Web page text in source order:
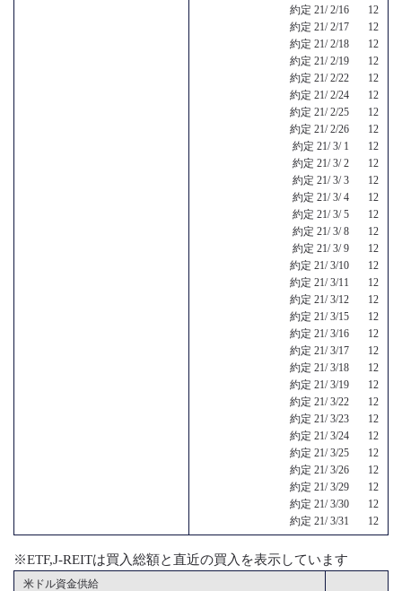
約定 21/ 2/16 12
約定 21/ 2/17 12
約定 21/ 2/18 12
約定 21/ 2/19 12
約定 21/ 2/22 12
約定 21/ 2/24 12
約定 21/ 2/25 12
約定 21/ 2/26 12
約定 21/ 3/ 1 12
約定 21/ 3/ 2 12
約定 21/ 3/ 3 12
約定 21/ 3/ 4 12
約定 21/ 3/ 5 12
約定 21/ 3/ 8 12
約定 21/ 3/ 9 12
約定 21/ 3/10 12
約定 21/ 3/11 12
約定 21/ 3/12 12
約定 21/ 3/15 12
約定 21/ 3/16 12
約定 21/ 3/17 12
約定 21/ 3/18 12
約定 21/ 3/19 12
約定 21/ 3/22 12
約定 21/ 3/23 12
約定 21/ 3/24 12
約定 21/ 3/25 12
約定 21/ 3/26 12
約定 21/ 3/29 12
約定 21/ 3/30 12
約定 21/ 3/31 12
※ETF,J-REITは買入総額と直近の買入を表示しています
米ドル資金供給